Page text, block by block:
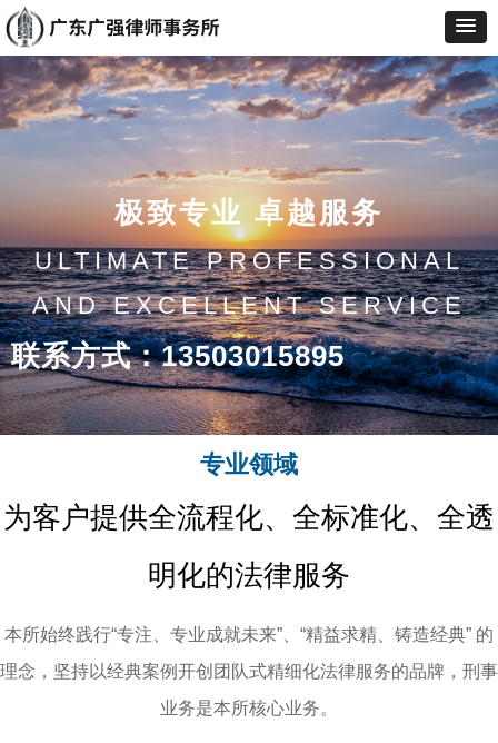
联系方式：13503015895
极致专业 卓越服务
ULTIMATE PROFESSIONAL
AND EXCELLENT SERVICE
专业领域
为客户提供全流程化、全标准化、全透
明化的法律服务
本所始终践行“专注、专业成就未来”、“精益求精、铸造经典” 的
理念，坚持以经典案例开创团队式精细化法律服务的品牌，刑事
业务是本所核心业务。